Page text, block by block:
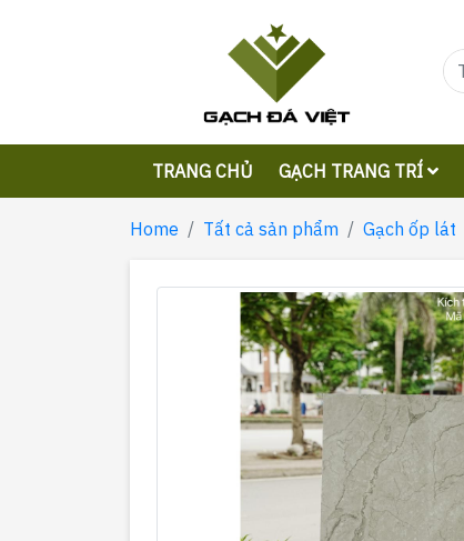
TRANG CHỦ GẠCH TRANG TRÍ
Home Tất cả sản phẩm Gạch ốp lát